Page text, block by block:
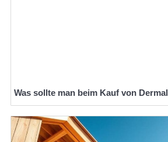
Was sollte man beim Kauf von